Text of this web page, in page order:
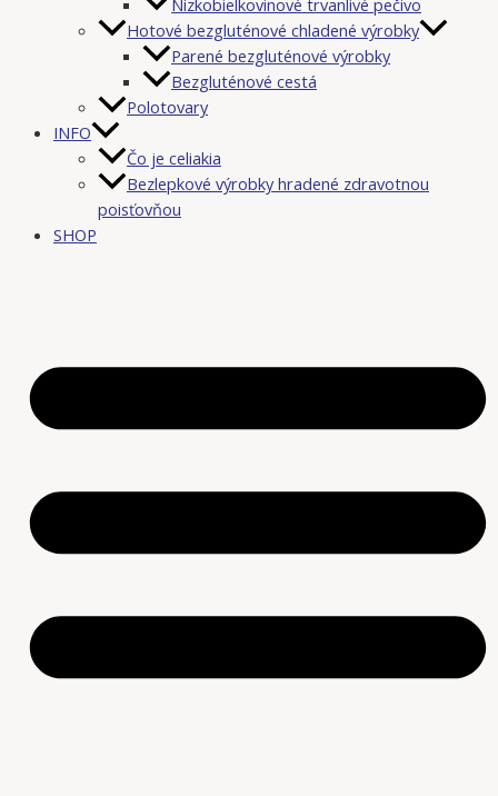
Hotové bezgluténové chladené výrobky
Parené bezgluténové výrobky
Bezgluténové cestá
Polotovary
INFO
Čo je celiakia
Bezlepkové výrobky hradené zdravotnou
poisťovňou
SHOP